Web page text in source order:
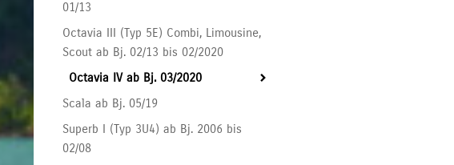
01/13
Octavia III (Typ 5E) Combi, Limousine,
Scout ab Bj. 02/13 bis 02/2020
Octavia IV ab Bj. 03/2020
Scala ab Bj. 05/19
Superb I (Typ 3U4) ab Bj. 2006 bis
02/08